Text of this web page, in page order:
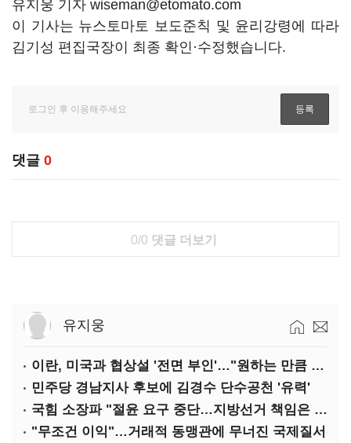
유지웅 기자 wiseman@etomato.com
이 기사는 뉴스토마토 보도준칙 및 윤리강령에 따라
김기성 편집국장이 최종 확인·수정했습니다.
댓글 0
0/0 댓글 더보기
유지웅
이란, 미국과 협상설 '전면 부인'…"원하는 만큼 전쟁 가능"
민주당 경남지사 후보에 김경수 단수공천 '유력'
국힘 소장파 "절윤 요구 중단…지방선거 책임은 장동혁 몫"
"무조건 이익"…거래적 동맹관에 무너진 국제질서